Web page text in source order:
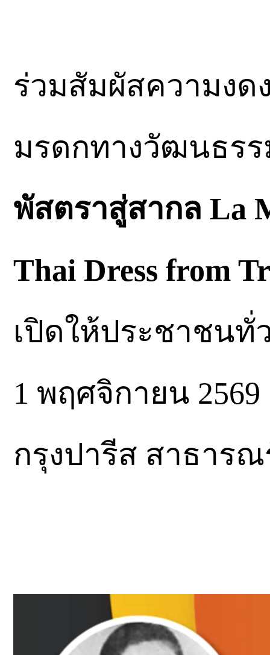
ร่วมสัมผัสความง
มรดกทางวัฒนธร
พัสตราสู่สากล La
Thai Dress from
เปิดให้ประชาชนทั่
1 พฤศจิกายน 2569
กรุงปารีส สาธารณ